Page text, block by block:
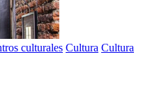
culturales Cultura Cultura